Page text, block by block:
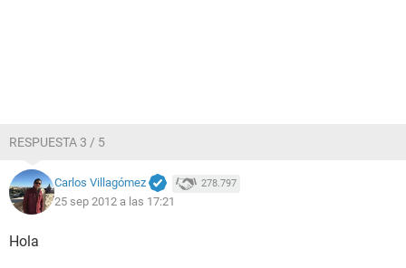
RESPUESTA 3 / 5
Carlos Villagómez 278.797
25 sep 2012 a las 17:21
Hola